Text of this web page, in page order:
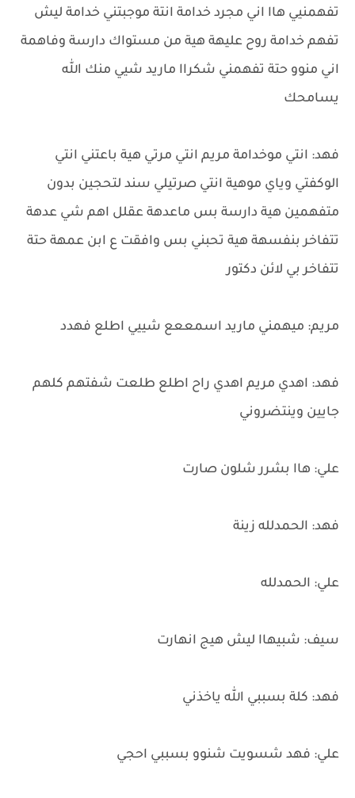
تفهمنيي هاا اني مجرد خدامة انتة موجبتني خدامة ليش
تفهم خدامة روح عليهة هية من مستواك دارسة وفاهمة
اني منوو حتة تفهمني شكراا ماريد شيي منك الله
يسامحك
فهد: انتي موخدامة مريم انتي مرتي هية باعتني انتي
الوكفتي وياي موهية انتي صرتيلي سند لتحجين بدون
متفهمين هية دارسة بس ماعدهة عقلل اهم شي عدهة
تتفاخر بنفسهة هية تحبني بس وافقت ع ابن عمهة حتة
تتفاخر بي لائن دكتور
مريم: ميهمني ماريد اسمععع شييي اطلع فهدد
فهد: اهدي مريم اهدي راح اطلع طلعت شفتهم كلهم
جايين وينتضروني
علي: هاا بشرر شلون صارت
فهد: الحمدلله زينة
علي: الحمدلله
سيف: شبيهاا ليش هيج انهارت
فهد: كلة بسببي الله ياخذني
علي: فهد شسويت شنوو بسببي احجي